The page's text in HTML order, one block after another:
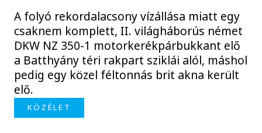
A folyó rekordalacsony vízállása miatt egy
csaknem komplett, II. világháborús német
DKW NZ 350-1 motorkerékpárbukkant elő
a Batthyány téri rakpart sziklái alól, máshol
pedig egy közel féltonnás brit akna került
elő.
KÖZÉLET